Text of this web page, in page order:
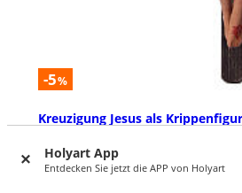
Holyart App
Entdecken Sie jetzt die APP von Holyart
-5%
Kreuzigung Jesus als
neapolitanischer Stil 24 cm
VORRÄTIG